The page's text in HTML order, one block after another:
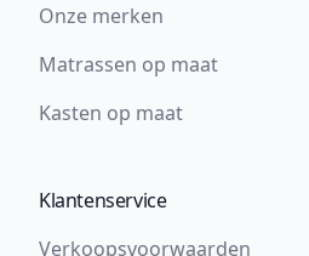
Onze merken
Matrassen op maat
Kasten op maat
Klantenservice
Verkoopsvoorwaarden